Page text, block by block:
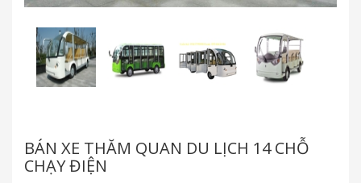
BÁN XE THĂM QUAN DU LỊCH 14 CHỖ
CHẠY ĐIỆN